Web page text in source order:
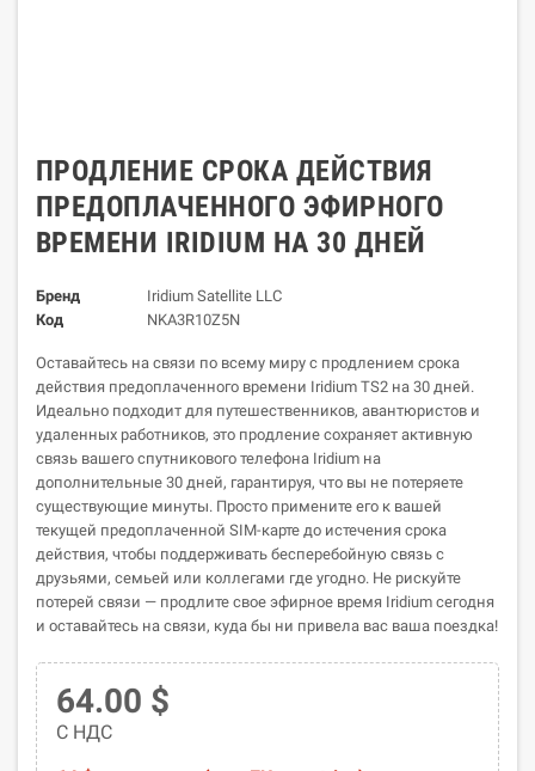
ПРОДЛЕНИЕ СРОКА ДЕЙСТВИЯ
ПРЕДОПЛАЧЕННОГО ЭФИРНОГО
ВРЕМЕНИ IRIDIUM НА 30 ДНЕЙ
Бренд
Iridium Satellite LLC
Код
NKA3R10Z5N
Оставайтесь на связи по всему миру с продлением срока
действия предоплаченного времени Iridium TS2 на 30 дней.
Идеально подходит для путешественников, авантюристов и
удаленных работников, это продление сохраняет активную
связь вашего спутникового телефона Iridium на
дополнительные 30 дней, гарантируя, что вы не потеряете
существующие минуты. Просто примените его к вашей
текущей предоплаченной SIM-карте до истечения срока
действия, чтобы поддерживать бесперебойную связь с
друзьями, семьей или коллегами где угодно. Не рискуйте
потерей связи — продлите свое эфирное время Iridium сегодня
и оставайтесь на связи, куда бы ни привела вас ваша поездка!
64.00 $
С НДС